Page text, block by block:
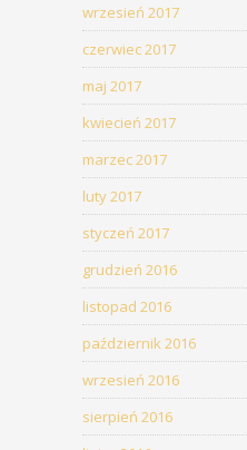
wrzesień 2017
czerwiec 2017
maj 2017
kwiecień 2017
marzec 2017
luty 2017
styczeń 2017
grudzień 2016
listopad 2016
październik 2016
wrzesień 2016
sierpień 2016